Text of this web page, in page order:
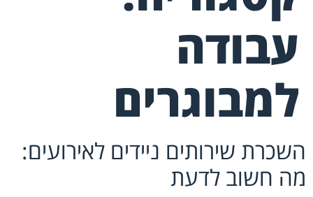
עבודה
למבוגרים
השכרת שירותים ניידים לאירועים:
מה חשוב לדעת